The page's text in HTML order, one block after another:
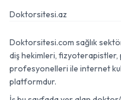
Doktorsitesi.az
Doktorsitesi.com sağlık
diş hekimleri, fizyoterapistler,
profesyonelleri ile internet
platformdur.